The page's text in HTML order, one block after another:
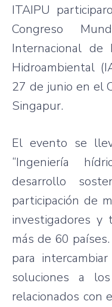
ITAIPU
Congreso
Internacional de
Hidroambiental
27 de junio en el
Singapur.
El evento se
“Ingeniería
desarrollo
participación de
investigadores y
más de 60
para
soluciones a
relacionados con